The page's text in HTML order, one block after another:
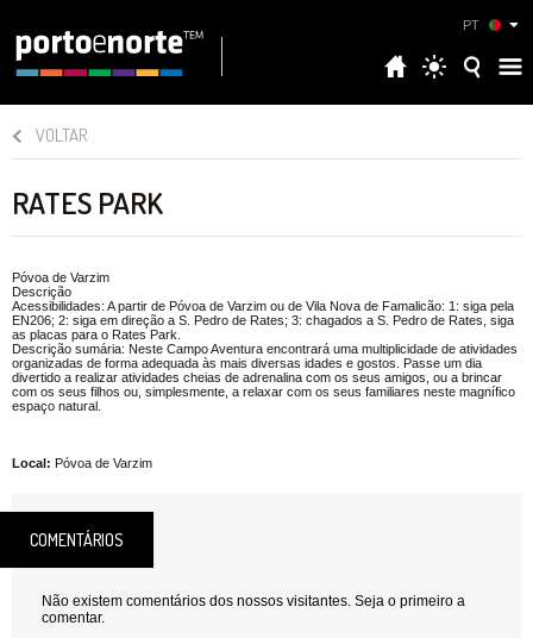
PT
VOLTAR
RATES PARK
Póvoa de Varzim
Descrição
Acessibilidades: A partir de Póvoa de Varzim ou de Vila Nova de Famalicão: 1: siga pela
EN206; 2: siga em direção a S. Pedro de Rates; 3: chagados a S. Pedro de Rates, siga
as placas para o Rates Park.
Descrição sumária: Neste Campo Aventura encontrará uma multiplicidade de atividades
organizadas de forma adequada às mais diversas idades e gostos. Passe um dia
divertido a realizar atividades cheias de adrenalina com os seus amigos, ou a brincar
com os seus filhos ou, simplesmente, a relaxar com os seus familiares neste magnífico
espaço natural.
Local: Póvoa de Varzim
COMENTÁRIOS
Não existem comentários dos nossos visitantes. Seja o primeiro a
comentar.